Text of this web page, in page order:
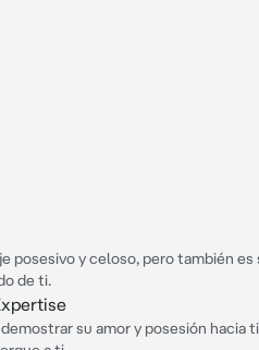
posesivo y celoso, pero también
de ti.
su amor y posesión hacia